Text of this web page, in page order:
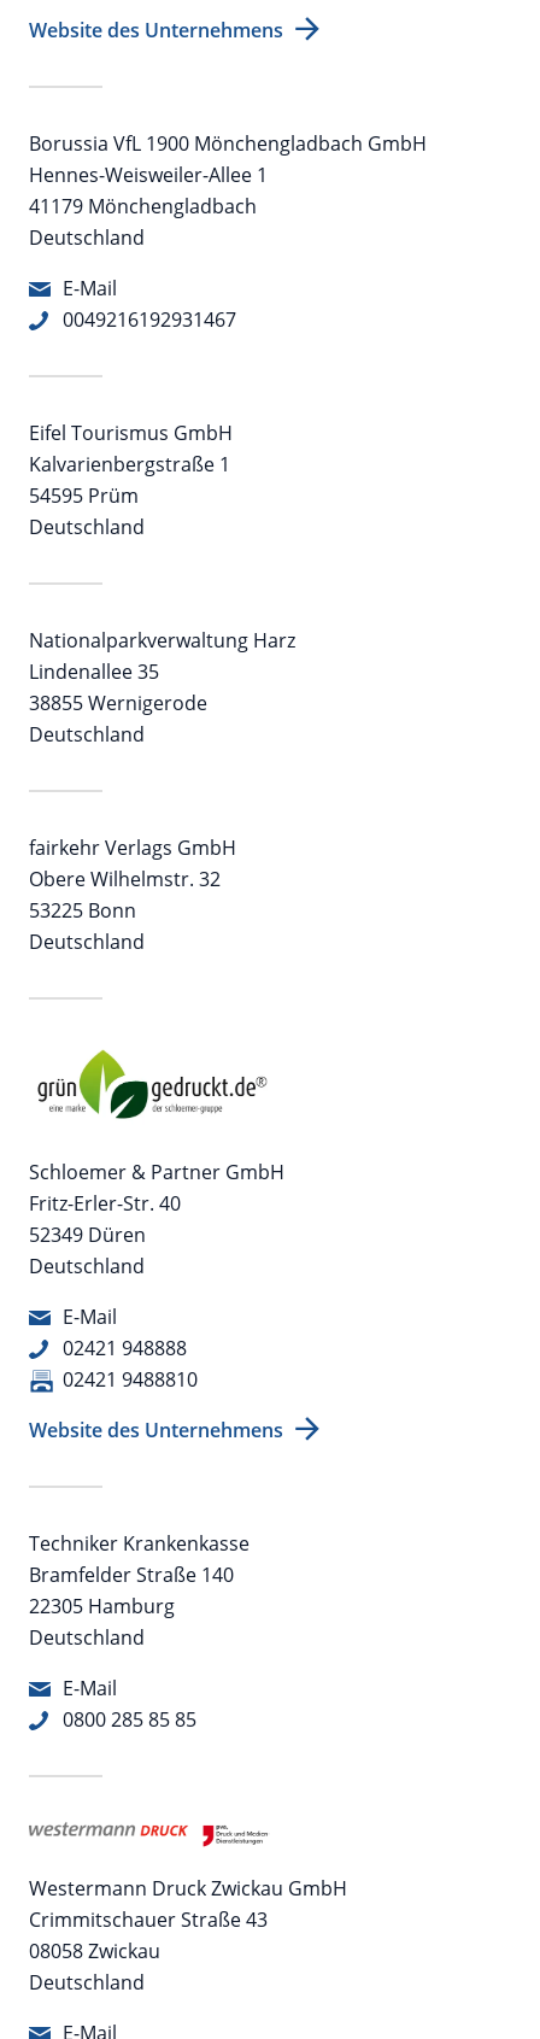
Website des Unternehmens
Borussia VfL 1900 Mönchengladbach GmbH
Hennes-Weisweiler-Allee 1
41179 Mönchengladbach
Deutschland
E-Mail
0049216192931467
Eifel Tourismus GmbH
Kalvarienbergstraße 1
54595 Prüm
Deutschland
Nationalparkverwaltung Harz
Lindenallee 35
38855 Wernigerode
Deutschland
fairkehr Verlags GmbH
Obere Wilhelmstr. 32
53225 Bonn
Deutschland
Schloemer & Partner GmbH
Fritz-Erler-Str. 40
52349 Düren
Deutschland
E-Mail
02421 948888
02421 9488810
Website des Unternehmens
Techniker Krankenkasse
Bramfelder Straße 140
22305 Hamburg
Deutschland
E-Mail
0800 285 85 85
Westermann Druck Zwickau GmbH
Crimmitschauer Straße 43
08058 Zwickau
Deutschland
E-Mail